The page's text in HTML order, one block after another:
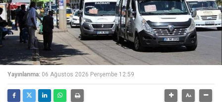
Yayınlanma: 06 Ağustos 2026 Perşembe 12:59